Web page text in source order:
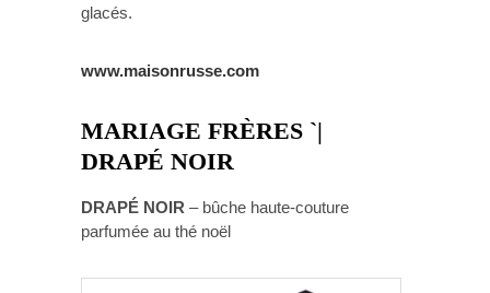
glacés.
www.maisonrusse.com
MARIAGE FRÈRES `|
DRAPÉ NOIR
DRAPÉ NOIR – bûche haute-couture
parfumée au thé noël